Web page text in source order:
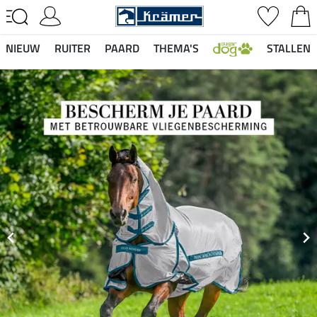
NIEUW RUITER PAARD THEMA'S STALLEN